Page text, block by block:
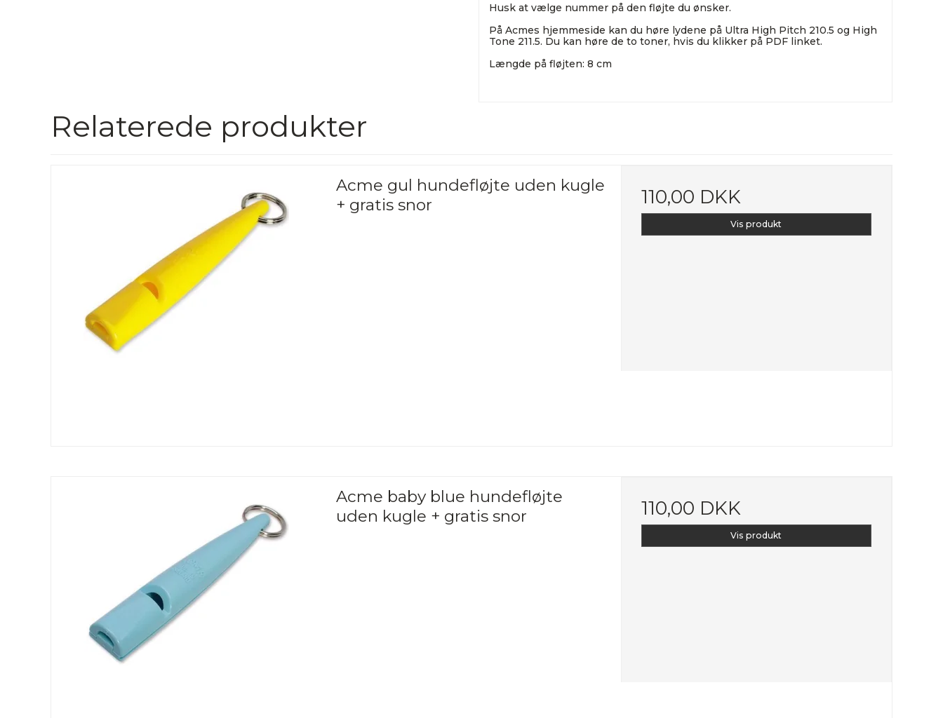
Husk at vælge nummer på den fløjte du ønsker.
På Acmes hjemmeside kan du høre lydene på Ultra High Pitch 210.5 og High
Tone 211.5. Du kan høre de to toner, hvis du klikker på PDF linket.
Længde på fløjten: 8 cm
Relaterede produkter
Acme gul hundefløjte uden kugle
+ gratis snor
110,00 DKK
Vis produkt
Acme baby blue hundefløjte
uden kugle + gratis snor
110,00 DKK
Vis produkt